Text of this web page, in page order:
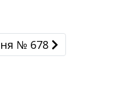
№ 678
№ 678